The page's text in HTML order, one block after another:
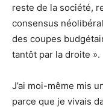
reste de la société,
consensus
des coupes
tantôt par la droite ».
J’ai moi-même mis
parce que je vivais